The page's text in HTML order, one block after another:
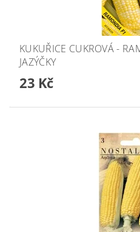
KUKUŘICE CUKROVÁ -
JAZÝČKY
23 Kč